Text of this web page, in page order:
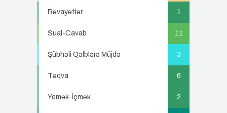
Rəvayətlər 1
Sual-Cavab 11
Şübhəli Qəlblərə Müjdə 3
Təqva 6
Yemək-İçmək 2